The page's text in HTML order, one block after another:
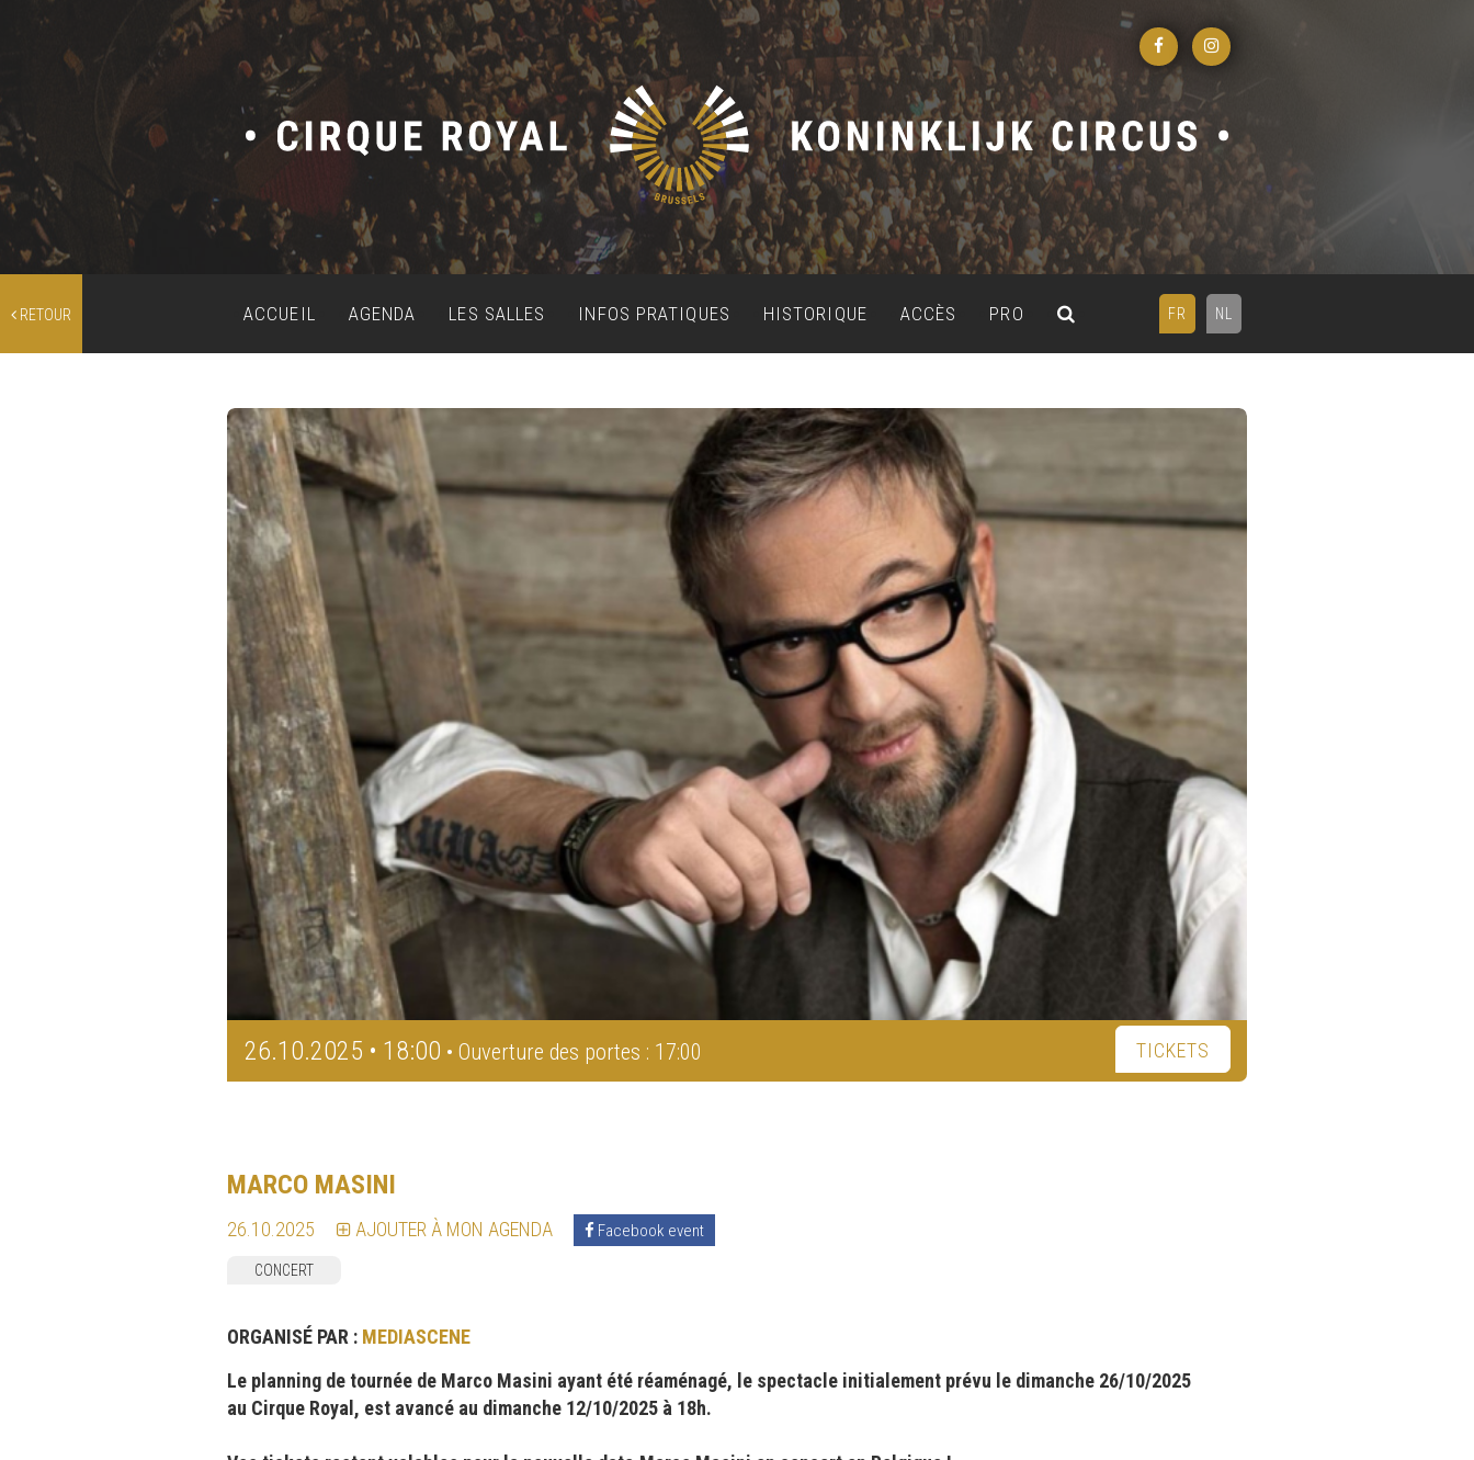
RETOUR FR NL
ACCUEIL AGENDA LES SALLES INFOS PRATIQUES HISTORIQUE ACCÈS PRO
26.10.2025 • 18:00 • Ouverture des portes : 17:00 TICKETS
MARCO MASINI
26.10.2025 AJOUTER À MON AGENDA Facebook event
CONCERT
ORGANISÉ PAR : MEDIASCENE
Le planning de tournée de Marco Masini ayant été réaménagé, le spectacle initialement prévu le dimanche 26/10/2025
au Cirque Royal, est avancé au dimanche 12/10/2025 à 18h.